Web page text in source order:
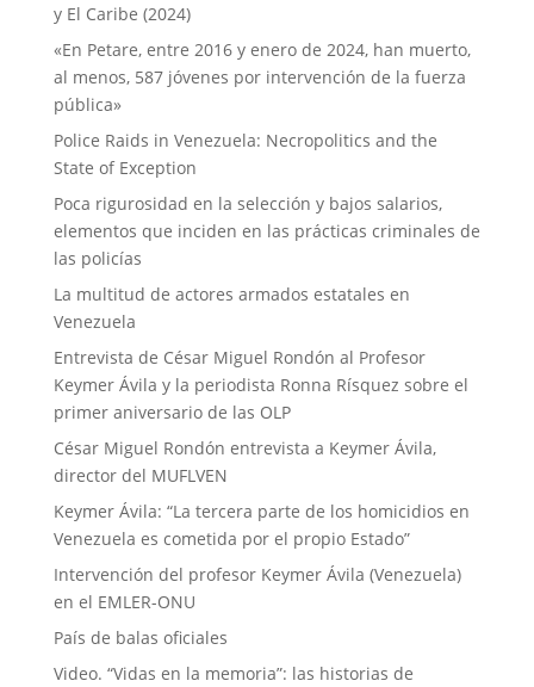
y El Caribe (2024)
«En Petare, entre 2016 y enero de 2024, han muerto,
al menos, 587 jóvenes por intervención de la fuerza
pública»
Police Raids in Venezuela: Necropolitics and the
State of Exception
Poca rigurosidad en la selección y bajos salarios,
elementos que inciden en las prácticas criminales de
las policías
La multitud de actores armados estatales en
Venezuela
Entrevista de César Miguel Rondón al Profesor
Keymer Ávila y la periodista Ronna Rísquez sobre el
primer aniversario de las OLP
César Miguel Rondón entrevista a Keymer Ávila,
director del MUFLVEN
Keymer Ávila: “La tercera parte de los homicidios en
Venezuela es cometida por el propio Estado”
Intervención del profesor Keymer Ávila (Venezuela)
en el EMLER-ONU
País de balas oficiales
Video. “Vidas en la memoria”: las historias de